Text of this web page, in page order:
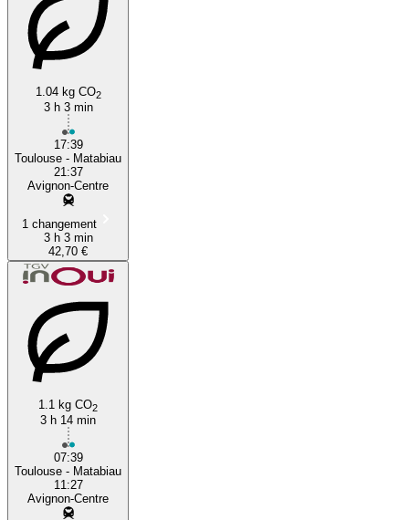
1.04 kg CO2
3 h 3 min
17:39
Toulouse - Matabiau
21:37
Avignon-Centre
1 changement
3 h 3 min
42,70 €
1.1 kg CO2
3 h 14 min
07:39
Toulouse - Matabiau
11:27
Avignon-Centre